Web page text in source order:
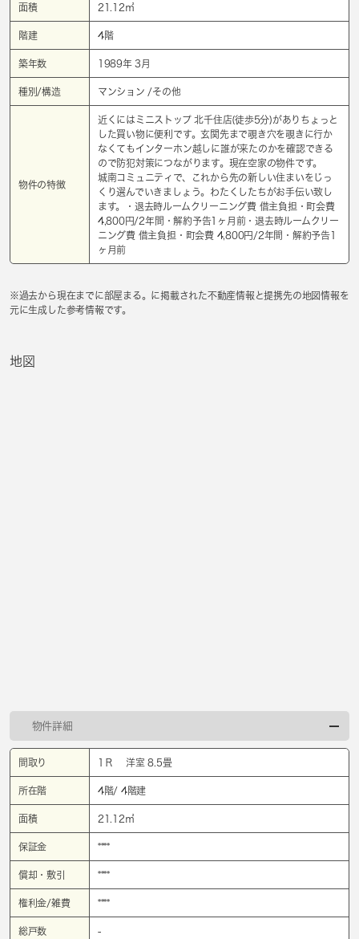
面積 21.12㎡
階建 4階
築年数 1989年 3月
種別/構造 マンション /その他
物件の特徴
近くにはミニストップ 北千住店(徒歩5分)がありちょっと
した買い物に便利です。玄関先まで覗き穴を覗きに行か
なくてもインターホン越しに誰が来たのかを確認できる
ので防犯対策につながります。現在空家の物件です。
城南コミュニティで、これから先の新しい住まいをじっ
くり選んでいきましょう。わたくしたちがお手伝い致し
ます。・退去時ルームクリーニング費 借主負担・町会費
4,800円/2年間・解約予告1ヶ月前・退去時ルームクリー
ニング費 借主負担・町会費 4,800円/2年間・解約予告1
ヶ月前
※過去から現在までに部屋まる。に掲載された不動産情報と提携先の地図情報を
元に生成した参考情報です。
地図
物件詳細
間取り 1Ｒ 洋室 8.5畳
所在階 4階/ 4階建
面積 21.12㎡
保証金 ****
償却・敷引 ****
権利金/雑費 ****
総戸数 -